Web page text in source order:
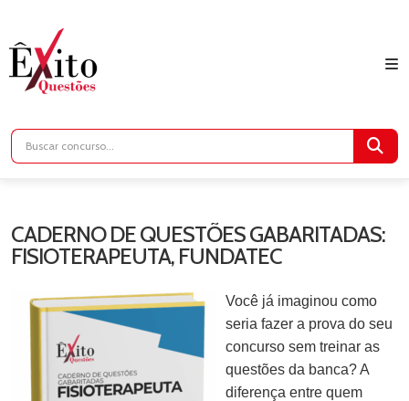
CADERNO DE QUESTÕES GABARITADAS:
FISIOTERAPEUTA, FUNDATEC
Você já imaginou como
seria fazer a prova do seu
concurso sem treinar as
questões da banca? A
diferença entre quem